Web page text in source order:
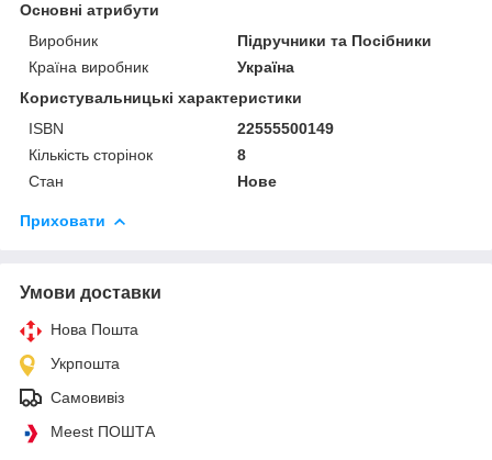
Основні атрибути
Виробник
Підручники та Посібники
Країна виробник
Україна
Користувальницькі характеристики
ISBN
22555500149
Кількість сторінок
8
Стан
Нове
Приховати
Умови доставки
Нова Пошта
Укрпошта
Самовивіз
Meest ПОШТА